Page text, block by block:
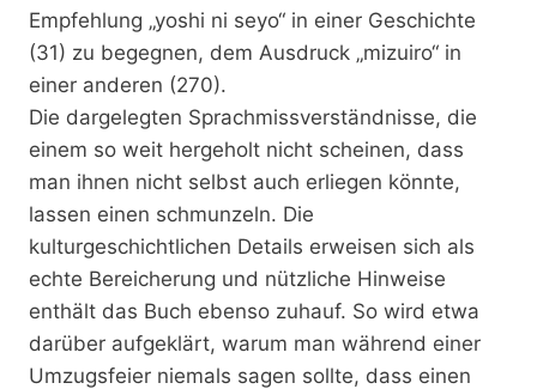
Empfehlung „yoshi ni seyo“ in einer Geschichte
(31) zu begegnen, dem Ausdruck „mizuiro“ in
einer anderen (270).
Die dargelegten Sprachmissverständnisse, die
einem so weit hergeholt nicht scheinen, dass
man ihnen nicht selbst auch erliegen könnte,
lassen einen schmunzeln. Die
kulturgeschichtlichen Details erweisen sich als
echte Bereicherung und nützliche Hinweise
enthält das Buch ebenso zuhauf. So wird etwa
darüber aufgeklärt, warum man während einer
Umzugsfeier niemals sagen sollte, dass einen